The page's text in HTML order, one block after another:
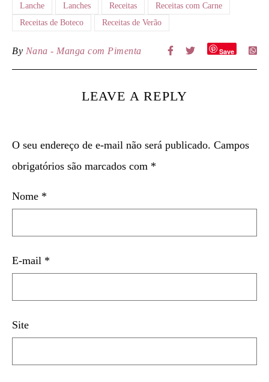
Lanche Lanches Receitas
Receitas com Carne
Receitas de Boteco
Receitas de Verão
By Nana - Manga com Pimenta Save
LEAVE A REPLY
O seu endereço de e-mail não será publicado. Campos
obrigatórios são marcados com *
Nome *
E-mail *
Site